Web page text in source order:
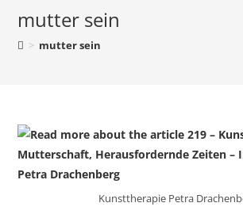
mutter sein
> mutter sein
Kunsttherapie Petra